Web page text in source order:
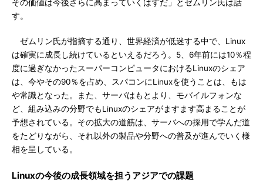
その価値は今後さらに高まっていくはずだ」とゼムリン氏は話
す。
ゼムリン氏が指摘する通り、世界経済が低迷する中で、Linux
は確実に成長し続けているといえるだろう。5、6年前には10％程
度に過ぎなかったスーパーコンピュータにおけるLinuxのシェア
は、今やその90％を占め、スパコンにLinuxを使うことは、もは
や常識となった。また、サーバはもとより、モバイルフォンな
ど、組み込みの分野でもLinuxのシェアがますます高まることが
予想されている。その拡大の道筋は、サーバへの採用で学んだ道
をたどりながら、それ以外の製品や分野への普及が進んでいく様
相を呈している。
Linuxの今後の成長領域を担うアジアでの課題